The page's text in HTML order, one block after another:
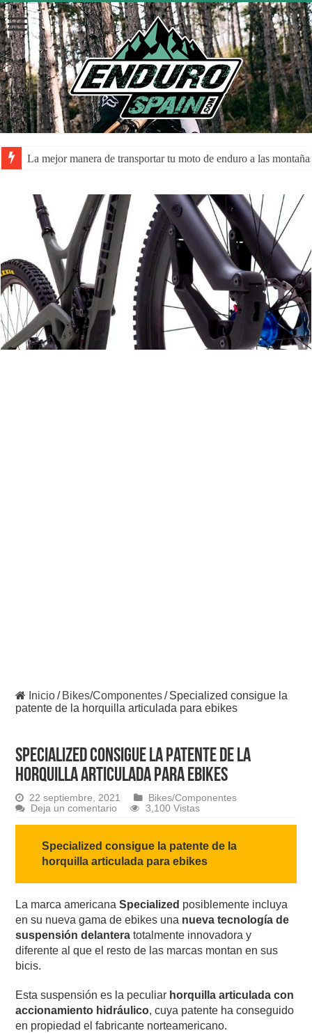
La mejor manera de transportar tu moto de enduro a las
Inicio/ Bikes/Componentes/ Specialized consigue la
patente de la horquilla articulada para ebikes
Specialized consigue la patente de la
horquilla articulada para ebikes
22 septiembre, 2021
Bikes/Componentes
Deja un comentario
3,100 Vistas
Specialized consigue la patente de la
horquilla articulada para ebikes
La marca americanaSpecialized posiblemente incluya
en su nueva gama de ebikes una nueva tecnología de
suspensión delanteratotalmente innovadora y
diferente al que el resto de las marcas montan en sus
bicis.
Esta suspensión es la peculiar horquilla articulada con
accionamiento hidráulico, cuya patente ha conseguido
en propiedad el fabricante norteamericano.